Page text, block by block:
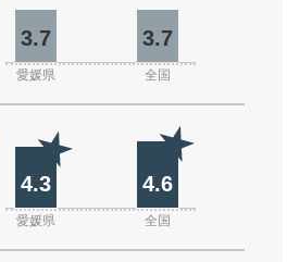
3.7 3.7
愛媛県 全国
4.3 4.6
愛媛県 全国